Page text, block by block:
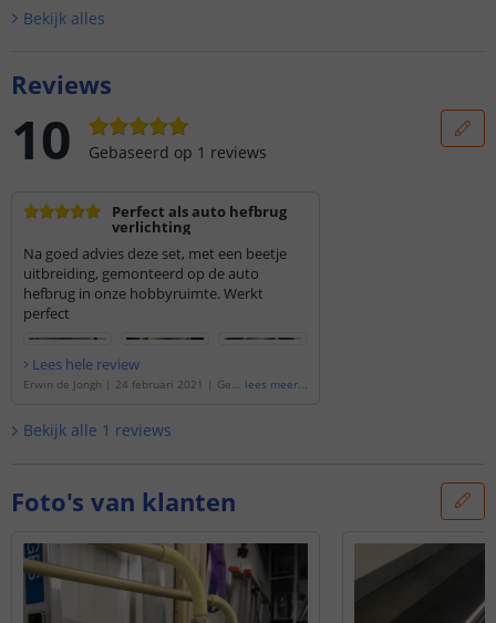
Bekijk alles
Reviews
10 Gebaseerd op 1 reviews
Perfect als auto hefbrug
verlichting
Na goed advies deze set, met een beetje
uitbreiding, gemonteerd op de auto
hefbrug in onze hobbyruimte. Werkt
perfect
Lees hele review
Erwin de Jongh | 24 februari 2021 | Geb
lees meer...
Bekijk alle 1 reviews
Foto's van klanten